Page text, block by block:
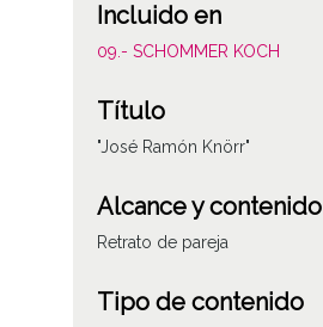
Incluido en
09.- SCHOMMER KOCH
Título
"José Ramón Knörr"
Alcance y contenido
Retrato de pareja
Tipo de contenido